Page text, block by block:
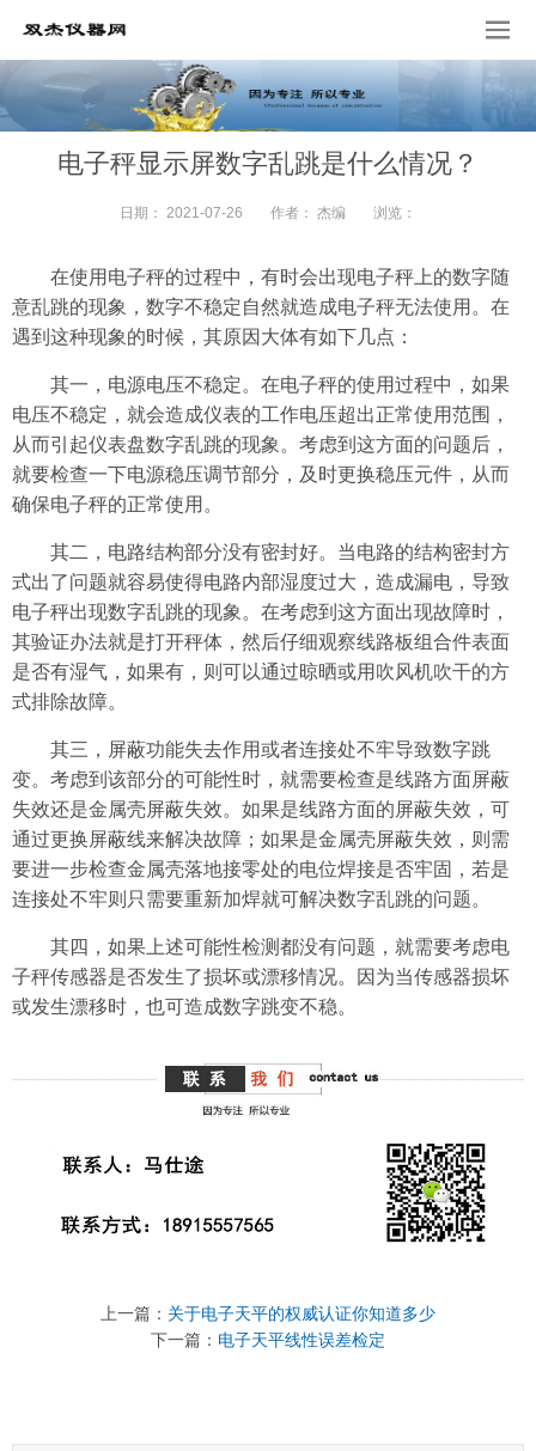
电子秤显示屏数字乱跳是什么情况？
日期： 2021-07-26 作者： 杰编 浏览：
在使用电子秤的过程中，有时会出现电子秤上的数字随
意乱跳的现象，数字不稳定自然就造成电子秤无法使用。在
遇到这种现象的时候，其原因大体有如下几点：
其一，电源电压不稳定。在电子秤的使用过程中，如果
电压不稳定，就会造成仪表的工作电压超出正常使用范围，
从而引起仪表盘数字乱跳的现象。考虑到这方面的问题后，
就要检查一下电源稳压调节部分，及时更换稳压元件，从而
确保电子秤的正常使用。
其二，电路结构部分没有密封好。当电路的结构密封方
式出了问题就容易使得电路内部湿度过大，造成漏电，导致
电子秤出现数字乱跳的现象。在考虑到这方面出现故障时，
其验证办法就是打开秤体，然后仔细观察线路板组合件表面
是否有湿气，如果有，则可以通过晾晒或用吹风机吹干的方
式排除故障。
其三，屏蔽功能失去作用或者连接处不牢导致数字跳
变。考虑到该部分的可能性时，就需要检查是线路方面屏蔽
失效还是金属壳屏蔽失效。如果是线路方面的屏蔽失效，可
通过更换屏蔽线来解决故障；如果是金属壳屏蔽失效，则需
要进一步检查金属壳落地接零处的电位焊接是否牢固，若是
连接处不牢则只需要重新加焊就可解决数字乱跳的问题。
其四，如果上述可能性检测都没有问题，就需要考虑电
子秤传感器是否发生了损坏或漂移情况。因为当传感器损坏
或发生漂移时，也可造成数字跳变不稳。
上一篇： 关于电子天平的权威认证你知道多少
下一篇： 电子天平线性误差检定